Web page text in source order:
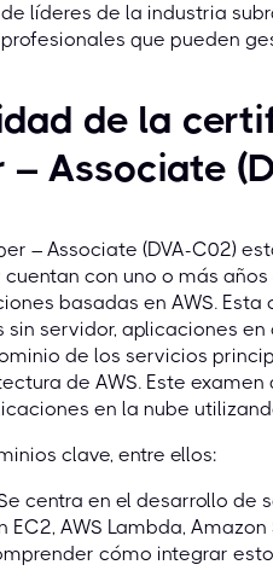
líderes de la industria
que pueden
de la
Associate
– Associate (DVA-C02)
con uno o más
basadas en AWS.
servidor, aplicaciones
de los servicios
de AWS. Este
en la nube
clave, entre ellos:
centra en el desarrollo de
AWS Lambda,
cómo integrar